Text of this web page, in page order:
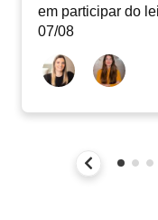
em participar do
07/08